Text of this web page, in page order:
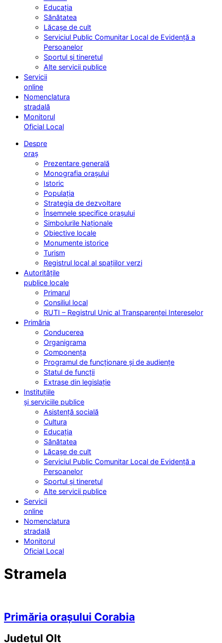
Educația
Sănătatea
Lăcașe de cult
Serviciul Public Comunitar Local de Evidență a
Persoanelor
Sportul și tineretul
Alte servicii publice
Servicii
online
Nomenclatura
stradală
Monitorul
Oficial Local
Despre
oraș
Prezentare generală
Monografia orașului
Istoric
Populația
Strategia de dezvoltare
Însemnele specifice orașului
Simbolurile Naționale
Obiective locale
Monumente istorice
Turism
Registrul local al spațiilor verzi
Autoritățile
publice locale
Primarul
Consiliul local
RUTI – Registrul Unic al Transparenței Intereselor
Primăria
Conducerea
Organigrama
Componența
Programul de funcționare și de audiențe
Statul de funcții
Extrase din legislație
Instituțiile
și serviciile publice
Asistență socială
Cultura
Educația
Sănătatea
Lăcașe de cult
Serviciul Public Comunitar Local de Evidență a
Persoanelor
Sportul și tineretul
Alte servicii publice
Servicii
online
Nomenclatura
stradală
Monitorul
Oficial Local
Stramela
Primăria orașului Corabia
Județul Olt